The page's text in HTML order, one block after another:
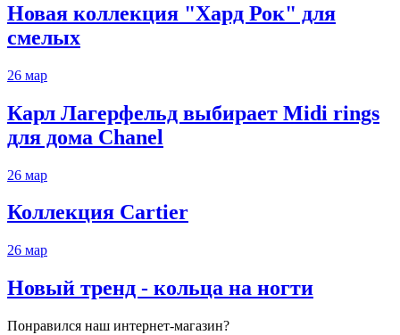
Новая коллекция "Хард Рок" для
смелых
26 мар
Карл Лагерфельд выбирает Midi rings
для дома Chanel
26 мар
Коллекция Cartier
26 мар
Новый тренд - кольца на ногти
Понравился наш интернет-магазин?